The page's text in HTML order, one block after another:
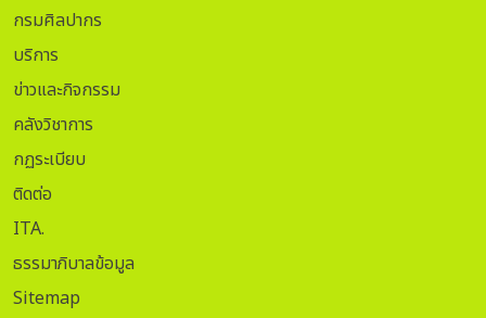
กรมศิลปากร
บริการ
ข่าวและกิจกรรม
คลังวิชาการ
กฏระเบียบ
ติดต่อ
ITA.
ธรรมาภิบาลข้อมูล
Sitemap